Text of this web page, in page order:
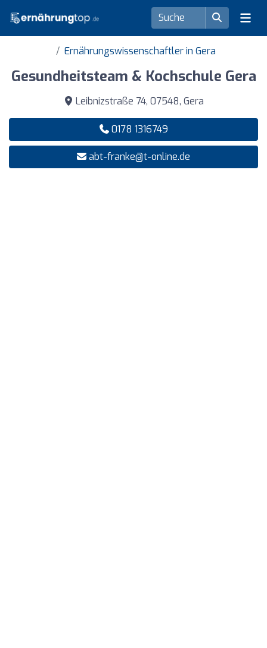
Ernährungswissenschaftler in Gera
Gesundheitsteam & Kochschule Gera
Leibnizstraße 74, 07548, Gera
0178 1316749
abt-franke@t-online.de